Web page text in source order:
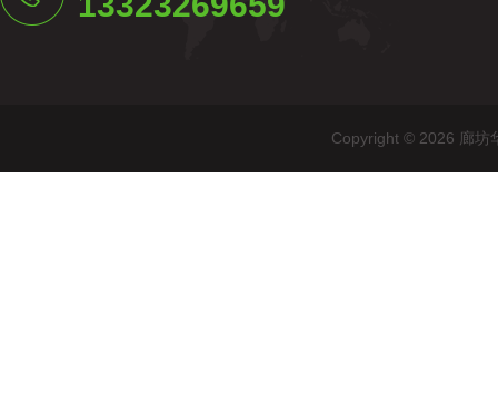
Copyright © 2026 廊